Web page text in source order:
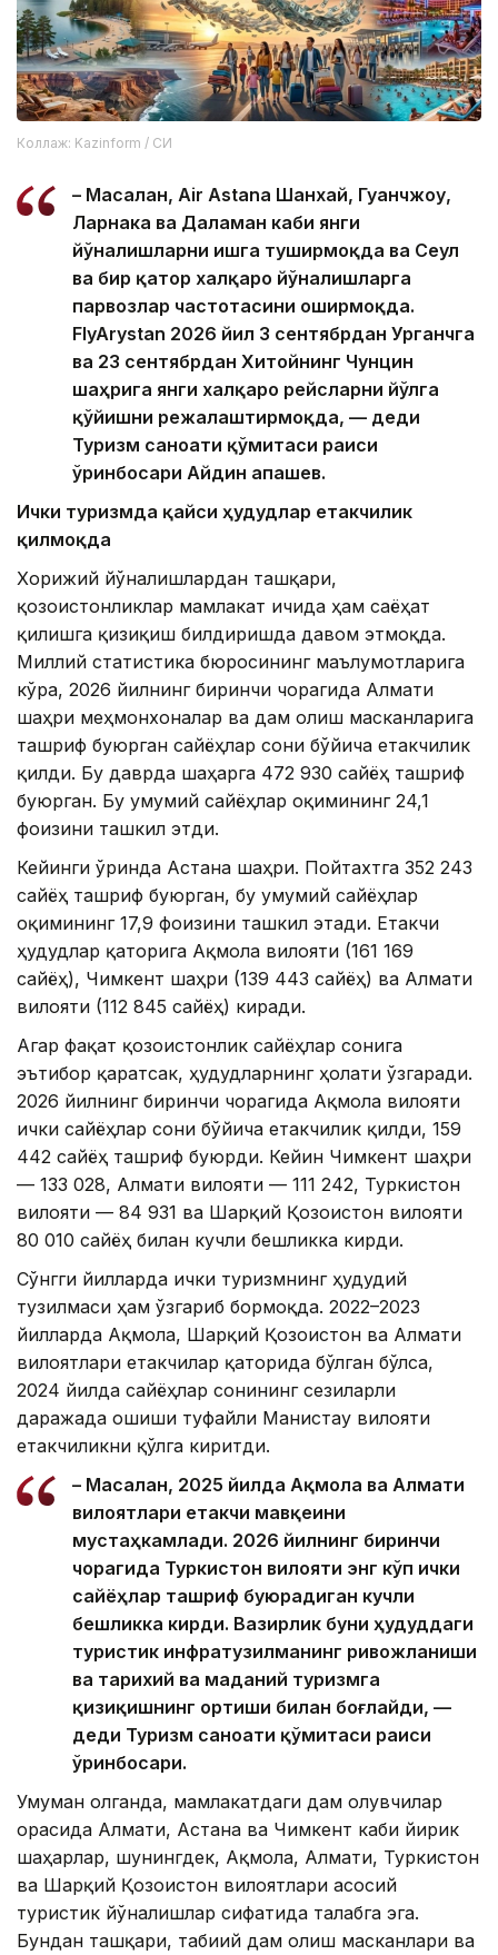
Коллаж: Kazinform / СИ
– Масалан, Air Astana Шанхай, Гуанчжоу,
Ларнака ва Даламан каби янги
йўналишларни ишга туширмоқда ва Сеул
ва бир қатор халқаро йўналишларга
парвозлар частотасини оширмоқда.
FlyArystan 2026 йил 3 сентябрдан Урганчга
ва 23 сентябрдан Хитойнинг Чунцин
шаҳрига янги халқаро рейсларни йўлга
қўйишни режалаштирмоқда, — деди
Туризм саноати қўмитаси раиси
ўринбосари Айдин Қапашев.
Ички туризмда қайси ҳудудлар етакчилик
қилмоқда
Хорижий йўналишлардан ташқари,
қозоғистонликлар мамлакат ичида ҳам саёҳат
қилишга қизиқиш билдиришда давом этмоқда.
Миллий статистика бюросининг маълумотларига
кўра, 2026 йилнинг биринчи чорагида Алмати
шаҳри меҳмонхоналар ва дам олиш масканларига
ташриф буюрган сайёҳлар сони бўйича етакчилик
қилди. Бу даврда шаҳарга 472 930 сайёҳ ташриф
буюрган. Бу умумий сайёҳлар оқимининг 24,1
фоизини ташкил этди.
Кейинги ўринда Астана шаҳри. Пойтахтга 352 243
сайёҳ ташриф буюрган, бу умумий сайёҳлар
оқимининг 17,9 фоизини ташкил этади. Етакчи
ҳудудлар қаторига Ақмола вилояти (161 169
сайёҳ), Чимкент шаҳри (139 443 сайёҳ) ва Алмати
вилояти (112 845 сайёҳ) киради.
Агар фақат қозоғистонлик сайёҳлар сонига
эътибор қаратсак, ҳудудларнинг ҳолати ўзгаради.
2026 йилнинг биринчи чорагида Ақмола вилояти
ички сайёҳлар сони бўйича етакчилик қилди, 159
442 сайёҳ ташриф буюрди. Кейин Чимкент шаҳри
— 133 028, Алмати вилояти — 111 242, Туркистон
вилояти — 84 931 ва Шарқий Қозоғистон вилояти
80 010 сайёҳ билан кучли бешликка кирди.
Сўнгги йилларда ички туризмнинг ҳудудий
тузилмаси ҳам ўзгариб бормоқда. 2022–2023
йилларда Ақмола, Шарқий Қозоғистон ва Алмати
вилоятлари етакчилар қаторида бўлган бўлса,
2024 йилда сайёҳлар сонининг сезиларли
даражада ошиши туфайли Манғистау вилояти
етакчиликни қўлга киритди.
– Масалан, 2025 йилда Ақмола ва Алмати
вилоятлари етакчи мавқеини
мустаҳкамлади. 2026 йилнинг биринчи
чорагида Туркистон вилояти энг кўп ички
сайёҳлар ташриф буюрадиган кучли
бешликка кирди. Вазирлик буни ҳудуддаги
туристик инфратузилманинг ривожланиши
ва тарихий ва маданий туризмга
қизиқишнинг ортиши билан боғлайди, —
деди Туризм саноати қўмитаси раиси
ўринбосари.
Умуман олганда, мамлакатдаги дам олувчилар
орасида Алмати, Астана ва Чимкент каби йирик
шаҳарлар, шунингдек, Ақмола, Алмати, Туркистон
ва Шарқий Қозоғистон вилоятлари асосий
туристик йўналишлар сифатида талабга эга.
Бундан ташқари, табиий дам олиш масканлари ва